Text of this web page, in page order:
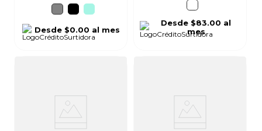
Desde$0.00 al mes
Desde $83.00 al
mes